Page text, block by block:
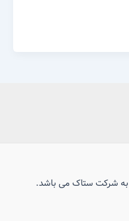
به شرکت ستاک می باشد.